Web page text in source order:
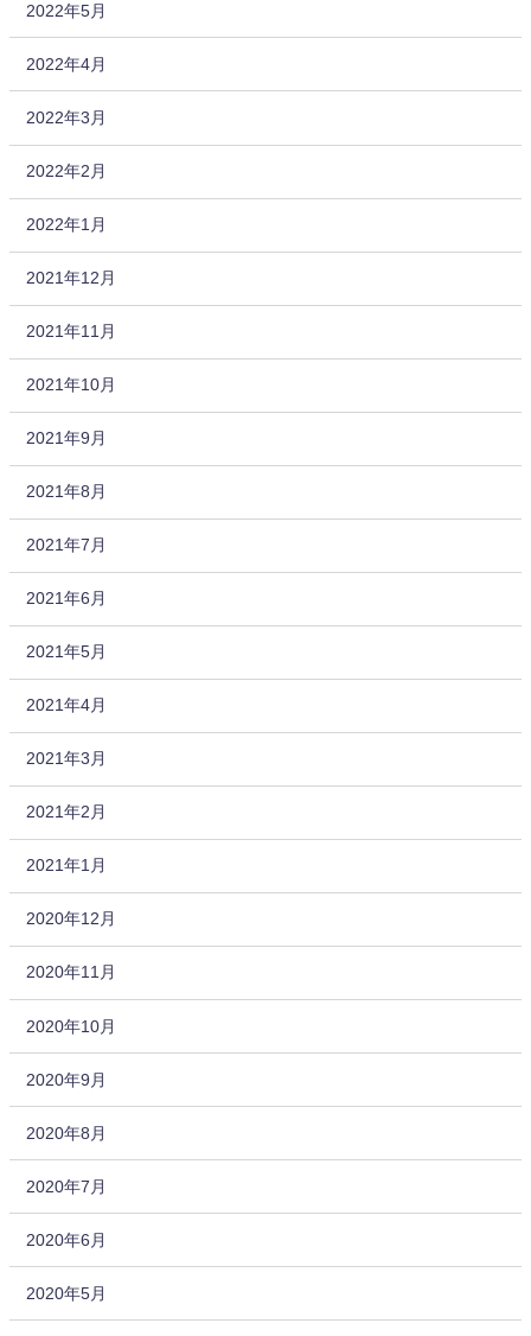
2022年5月
2022年4月
2022年3月
2022年2月
2022年1月
2021年12月
2021年11月
2021年10月
2021年9月
2021年8月
2021年7月
2021年6月
2021年5月
2021年4月
2021年3月
2021年2月
2021年1月
2020年12月
2020年11月
2020年10月
2020年9月
2020年8月
2020年7月
2020年6月
2020年5月